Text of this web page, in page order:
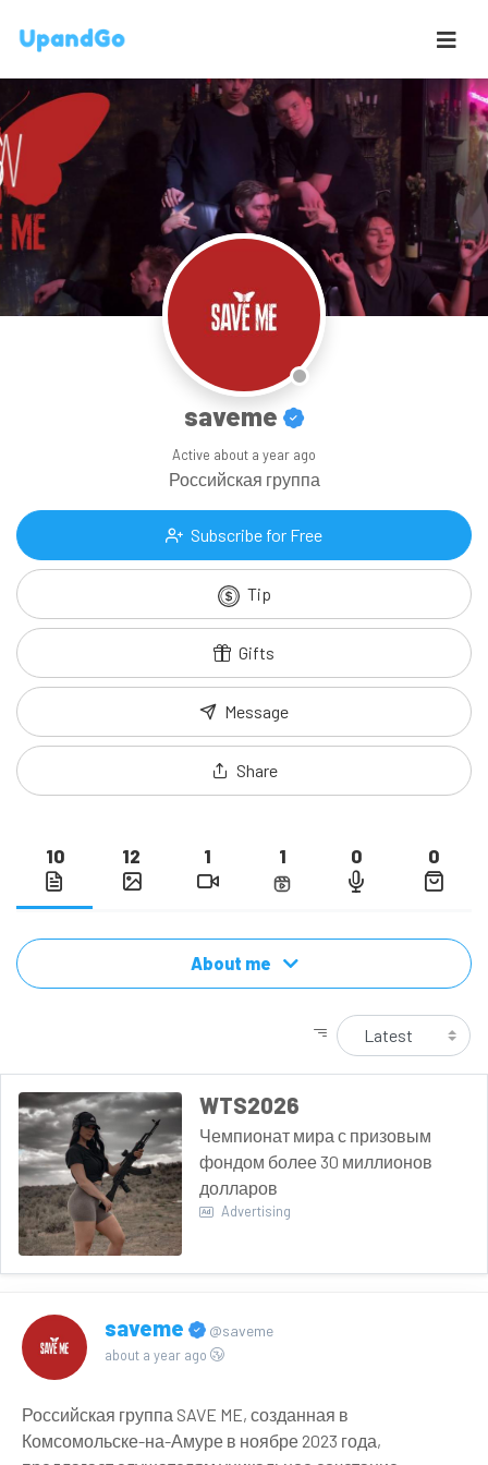
saveme
Active about a year ago
Российская группа
Subscribe for Free
Tip
Gifts
Message
Share
10 12 1 1 0 0
About me
WTS2026
Чемпионат мира с призовым
фондом более 30 миллионов
долларов
Advertising
saveme @saveme
about a year ago
Российская группа SAVE ME, созданная в
Комсомольске-на-Амуре в ноябре 2023 года,